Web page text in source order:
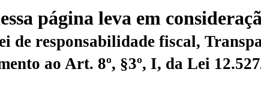
página leva em
de responsabilidade fiscal,
ao Art. 8º, §3º, I, da Lei